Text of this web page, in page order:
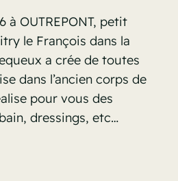
à OUTREPONT, petit
le François dans la
a crée de toutes
dans l’ancien corps de
pour vous des
dressings, etc…